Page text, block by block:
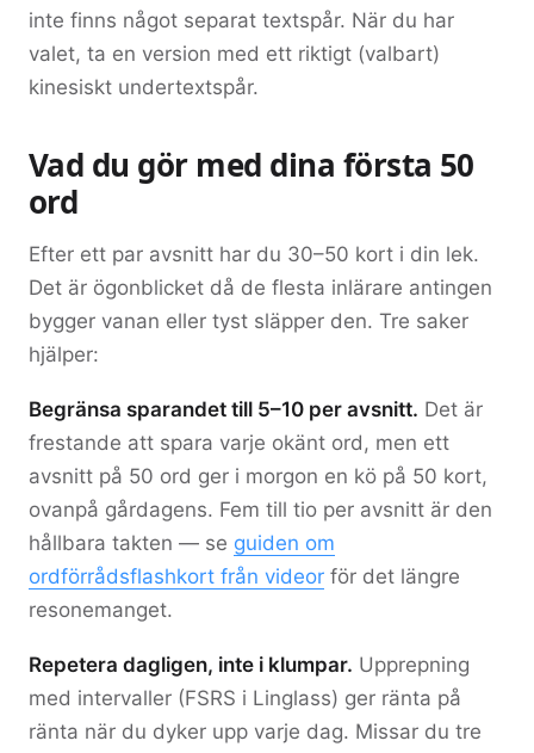
inte finns något separat textspår. När du har
valet, ta en version med ett riktigt (valbart)
kinesiskt undertextspår.
Vad du gör med dina första 50
ord
Efter ett par avsnitt har du 30–50 kort i din lek.
Det är ögonblicket då de flesta inlärare antingen
bygger vanan eller tyst släpper den. Tre saker
hjälper:
Begränsa sparandet till 5–10 per avsnitt. Det är
frestande att spara varje okänt ord, men ett
avsnitt på 50 ord ger i morgon en kö på 50 kort,
ovanpå gårdagens. Fem till tio per avsnitt är den
hållbara takten — se guiden om
ordförrådsflashkort från videor för det längre
resonemanget.
Repetera dagligen, inte i klumpar. Upprepning
med intervaller (FSRS i Linglass) ger ränta på
ränta när du dyker upp varje dag. Missar du tre